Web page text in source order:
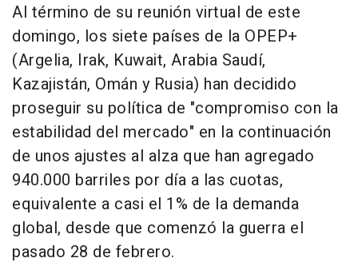
Al término de su reunión virtual de este
domingo, los siete países de la OPEP+
(Argelia, Irak, Kuwait, Arabia Saudí,
Kazajistán, Omán y Rusia) han decidido
proseguir su política de "compromiso con la
estabilidad del mercado" en la continuación
de unos ajustes al alza que han agregado
940.000 barriles por día a las cuotas,
equivalente a casi el 1% de la demanda
global, desde que comenzó la guerra el
pasado 28 de febrero.